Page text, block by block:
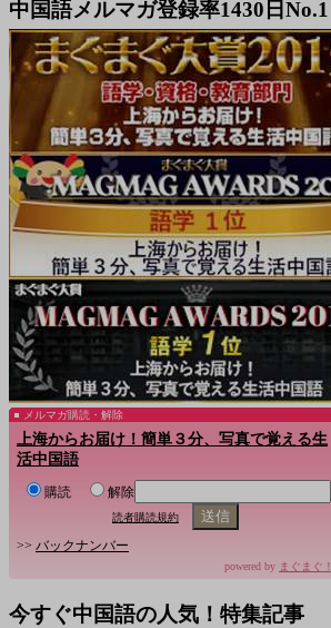
中国語メルマガ登録率1430日No.1
メルマガ購読・解除
上海からお届け！簡単３分、写真で覚える生
活中国語
購読 解除
読者購読規約
>> バックナンバー
powered by まぐまぐ！
今すぐ中国語の人気！特集記事